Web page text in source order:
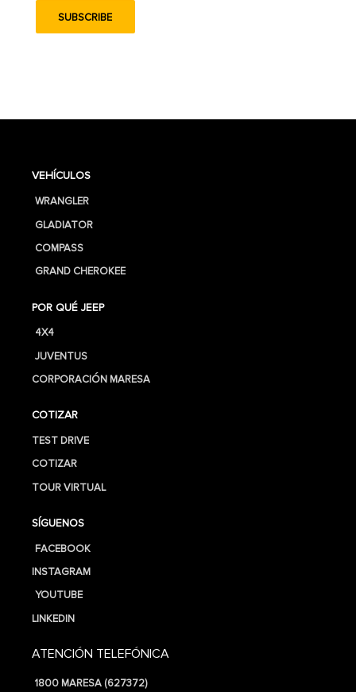
VEHÍCULOS
WRANGLER
GLADIATOR
COMPASS
GRAND CHEROKEE
POR QUÉ JEEP
4X4
JUVENTUS
CORPORACIÓN MARESA
COTIZAR
TEST DRIVE
COTIZAR
TOUR VIRTUAL
SÍGUENOS
FACEBOOK
INSTAGRAM
YOUTUBE
LINKEDIN
ATENCIÓN TELEFÓNICA
1800 MARESA (627372)